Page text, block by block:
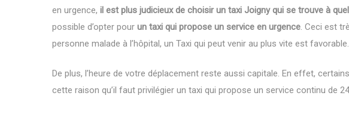
en urgence, il est plus judicieux de choisir un taxi Joigny qui se trouve à
possible d’opter pour un taxi qui propose un service en urgence. Ceci est
personne malade à l’hôpital, un Taxi qui peut venir au plus vite est favorable.
De plus, l’heure de votre déplacement reste aussi capitale. En effet,
cette raison qu’il faut privilégier un taxi qui propose un service continu de